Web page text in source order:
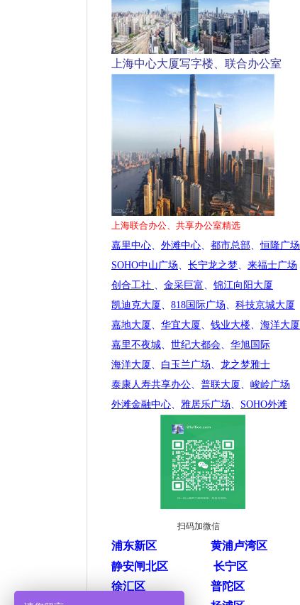
上海中心大厦写字楼、联合办公室
上海联合办公、共享办公室精选
嘉里中心、 外滩中心、 都市总部、恒隆广场
SOHO中山广场、 长宁龙之梦、 来福士广场
创合工社 、 金采巨富、 锦江向阳大厦
凯迪克大厦、 818国际广场、 科技京城大厦
嘉地大厦、 华宜大厦、 钱业大楼、 海洋大厦
嘉里不夜城、 世纪大都会、 华旭国际
海洋大厦、 白玉兰广场、 龙之梦雅士
泰康人寿共享办公、 普联大厦、 峻岭广场
外滩金融中心、 雅居乐广场、 SOHO外滩
扫码加微信
浦东新区
黄浦卢湾区
静安闸北区
长宁区
徐汇区
普陀区